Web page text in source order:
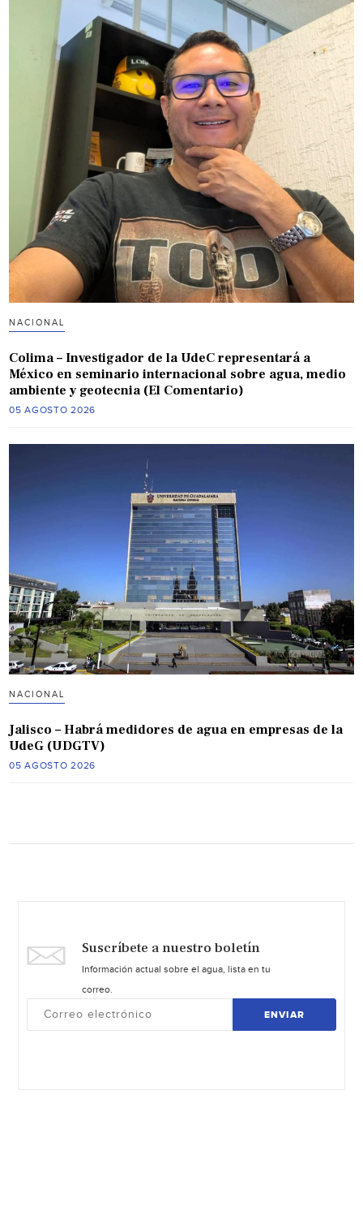
NACIONAL
Colima – Investigador de la UdeC representará a
México en seminario internacional sobre agua, medio
ambiente y geotecnia (El Comentario)
05 AGOSTO 2026
NACIONAL
Jalisco – Habrá medidores de agua en empresas de la
UdeG (UDGTV)
05 AGOSTO 2026
Suscríbete a nuestro boletín
Información actual sobre el agua, lista en tu
correo.
ENVIAR